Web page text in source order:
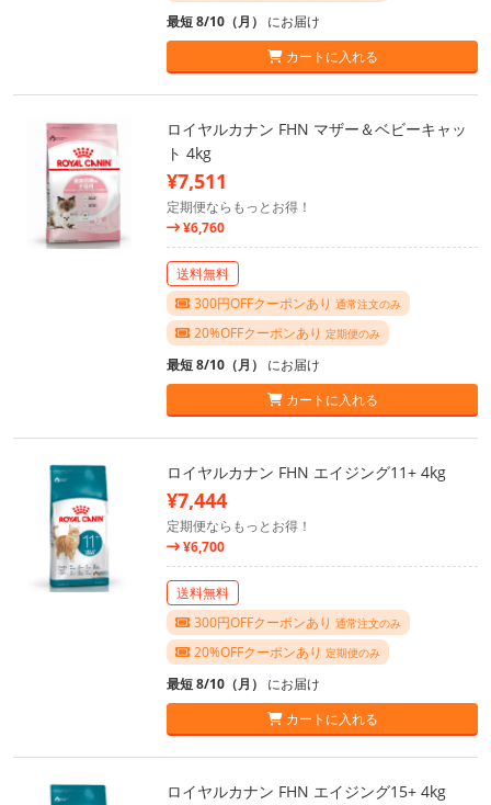
最短 8/10（月） にお届け
カートに入れる
ロイヤルカナン FHN マザー＆ベビーキャッ
ト 4kg
¥7,511
定期便ならもっとお得！
¥6,760
送料無料
300円OFFクーポンあり 通常注文のみ
20%OFFクーポンあり 定期便のみ
最短 8/10（月） にお届け
カートに入れる
ロイヤルカナン FHN エイジング11+ 4kg
¥7,444
定期便ならもっとお得！
¥6,700
送料無料
300円OFFクーポンあり 通常注文のみ
20%OFFクーポンあり 定期便のみ
最短 8/10（月） にお届け
カートに入れる
ロイヤルカナン FHN エイジング15+ 4kg